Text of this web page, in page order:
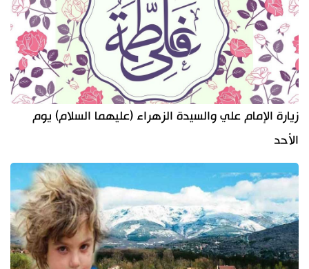
زيارة الإمام علي والسيدة الزهراء (عليهما السلام) يوم
الأحد